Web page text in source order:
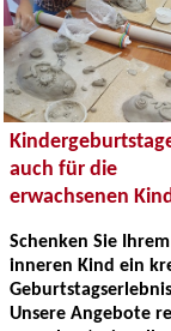
auch für die
erwachsenen
Schenken Sie Ihrem
inneren Kind ein
Unsere Angebote